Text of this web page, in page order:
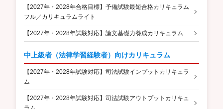
【2027年・2028年合格目標】予備試験最短合格カリキュラム
フル／カリキュラムライト
【2027年・2028年試験対応】論文基礎力養成カリキュラム
中上級者（法律学習経験者）向けカリキュラム
【2027年・2028年試験対応】司法試験インプットカリキュラ
ム
【2027年・2028年試験対応】司法試験アウトプットカリキュ